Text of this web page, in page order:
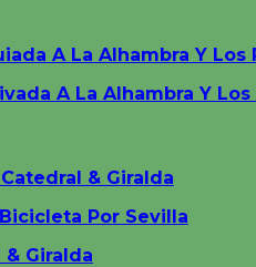
A La Alhambra Y Los
A La Alhambra Y
& Giralda
Por Sevilla
& Giralda